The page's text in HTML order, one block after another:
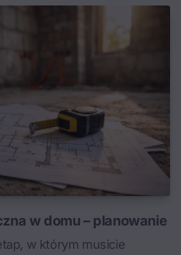
w domu – planowanie
w którym musicie